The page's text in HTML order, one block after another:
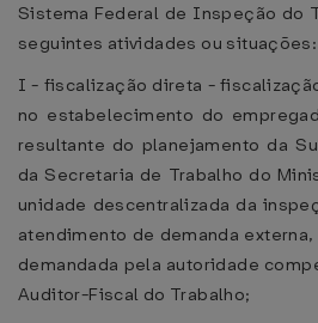
Sistema Federal de Inspeção do
seguintes atividades ou situações:
I - fiscalização direta -
no estabelecimento do
resultante do planejamento da
da Secretaria de Trabalho do
unidade descentralizada da
atendimento de demanda
demandada pela autoridade
Auditor-Fiscal do Trabalho;